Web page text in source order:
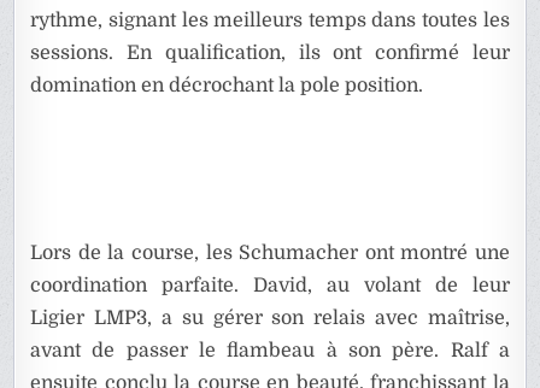
rythme, signant les meilleurs temps dans toutes les
sessions. En qualification, ils ont confirmé leur
domination en décrochant la pole position.
Lors de la course, les Schumacher ont montré une
coordination parfaite. David, au volant de leur
Ligier LMP3, a su gérer son relais avec maîtrise,
avant de passer le flambeau à son père. Ralf a